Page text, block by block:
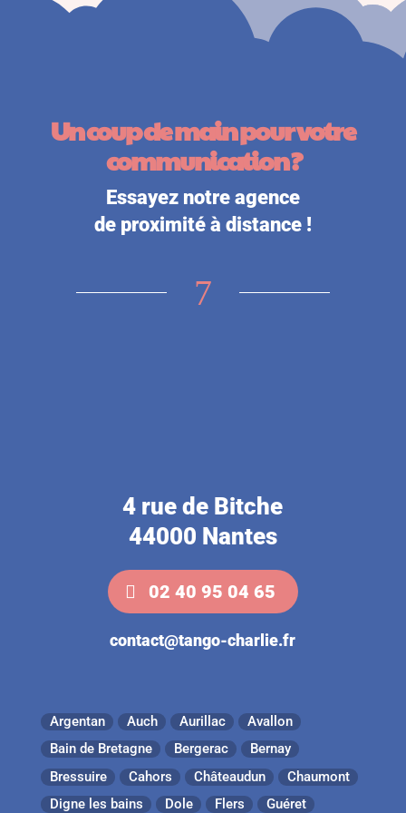
Un coup de main pour votre
communication ?
Essayez notre agence
de proximité à distance !
7
4 rue de Bitche
44000 Nantes
02 40 95 04 65
contact@tango-charlie.fr
Argentan Auch Aurillac
Avallon
Bain de Bretagne
Bergerac
Bernay
Bressuire
Cahors Châteaudun
Chaumont
Digne les bains
Dole Flers Guéret